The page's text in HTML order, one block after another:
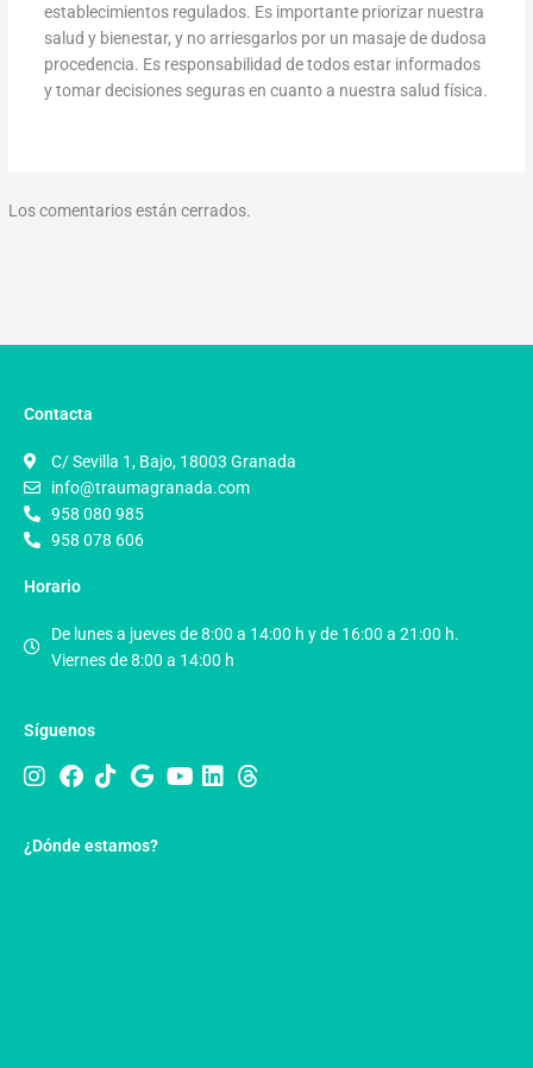
establecimientos regulados. Es importante priorizar nuestra
salud y bienestar, y no arriesgarlos por un masaje de dudosa
procedencia. Es responsabilidad de todos estar informados
y tomar decisiones seguras en cuanto a nuestra salud física.
Los comentarios están cerrados.
Contacta
C/ Sevilla 1, Bajo, 18003 Granada
info@traumagranada.com
958 080 985
958 078 606
Horario
De lunes a jueves de 8:00 a 14:00 h y de 16:00 a 21:00 h.
Viernes de 8:00 a 14:00 h
Síguenos
¿Dónde estamos?